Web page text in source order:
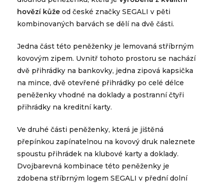
hovězí kůže od české značky SEGALI v pěti
kombinovaných barvách se dělí na dvě části.
Jedna část této peněženky je lemovaná stříbrným
kovovým zipem. Uvnitř tohoto prostoru se nachází
dvě přihrádky na bankovky, jedna zipová kapsička
na mince, dvě otevřené přihrádky po celé délce
peněženky vhodné na doklady a postranní čtyři
přihrádky na kreditní karty.
Ve druhé části peněženky, která je jištěná
přepínkou zapínatelnou na kovový druk naleznete
spoustu přihrádek na klubové karty a doklady.
Dvojbarevná kombinace této peněženky je
zdobena stříbrným logem SEGALI v přední dolní